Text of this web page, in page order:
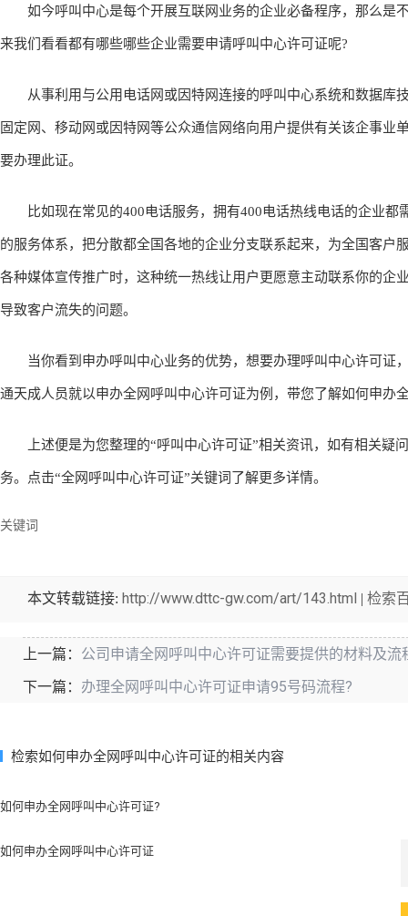
如今呼叫中心是每个开展互联网业务的企业必备程序，那么是
来我们看看都有哪些哪些企业需要申请呼叫中心许可证呢?
从事利用与公用电话网或因特网连接的呼叫中心系统和数据库
固定网、移动网或因特网等公众通信网络向用户提供有关该企事业
要办理此证。
比如现在常见的400电话服务，拥有400电话热线电话的企业都
的服务体系，把分散都全国各地的企业分支联系起来，为全国客户
各种媒体宣传推广时，这种统一热线让用户更愿意主动联系你的企
导致客户流失的问题。
当你看到申办呼叫中心业务的优势，想要办理呼叫中心许可证
通天成人员就以申办全网呼叫中心许可证为例，带您了解如何申办
上述便是为您整理的“呼叫中心许可证”相关资讯，如有相关疑
务。点击“全网呼叫中心许可证”关键词了解更多详情。
关键词
本文转载链接: http://www.dttc-gw.com/art/143.html | 检索
上一篇： 公司申请全网呼叫中心许可证需要提供的材料及流
下一篇： 办理全网呼叫中心许可证申请95号码流程?
检索如何申办全网呼叫中心许可证的相关内容
如何申办全网呼叫中心许可证?
如何申办全网呼叫中心许可证